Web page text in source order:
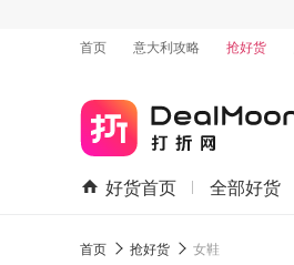
首页
意大利攻略 抢好货
好货首页 全部好货
首页 抢好货 女鞋